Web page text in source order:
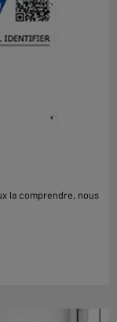
la comprendre, nous